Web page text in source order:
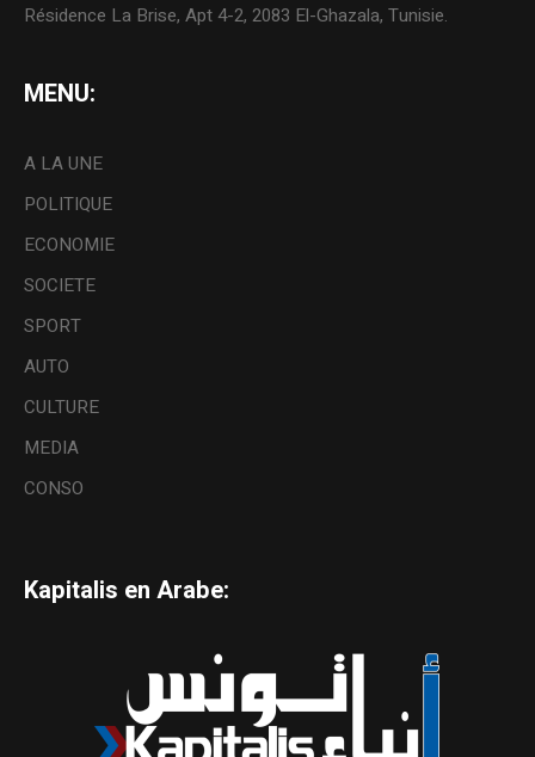
Résidence La Brise, Apt 4-2, 2083 El-Ghazala, Tunisie.
MENU:
A LA UNE
POLITIQUE
ECONOMIE
SOCIETE
SPORT
AUTO
CULTURE
MEDIA
CONSO
Kapitalis en Arabe: